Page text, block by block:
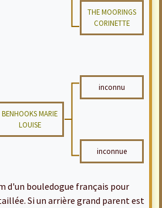
THE MOORINGS
CORINETTE
inconnu
BENHOOKS MARIE
LOUISE
inconnue
d'un bouledogue français pour
Si un arrière grand parent est